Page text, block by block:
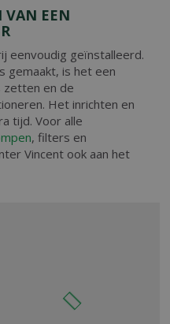
VAN EEN
eenvoudig geïnstalleerd.
gemaakt, is het een
zetten en de
Het inrichten en
tijd. Voor alle
, filters en
Vincent ook aan het